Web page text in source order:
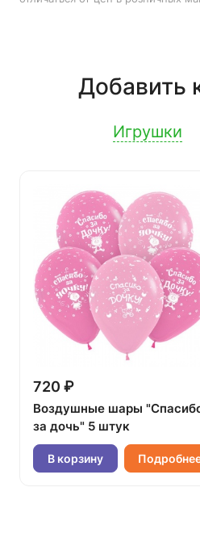
Добавить
Игрушки
720 ₽
Воздушные шары
за дочь" 5 штук
В корзину